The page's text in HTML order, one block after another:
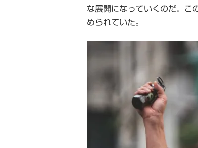
な展開になっていくのだ。こ
められていた。